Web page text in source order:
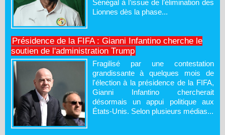
Sénégal à l’issue de l’élimination des
Lionnes dès la phase...
Présidence de la FIFA : Gianni Infantino cherche le
soutien de l'administration Trump
Fragilisé par une contestation
grandissante à quelques mois de
l'élection à la présidence de la FIFA,
Gianni Infantino chercherait
désormais un appui politique aux
États-Unis. Selon plusieurs médias...